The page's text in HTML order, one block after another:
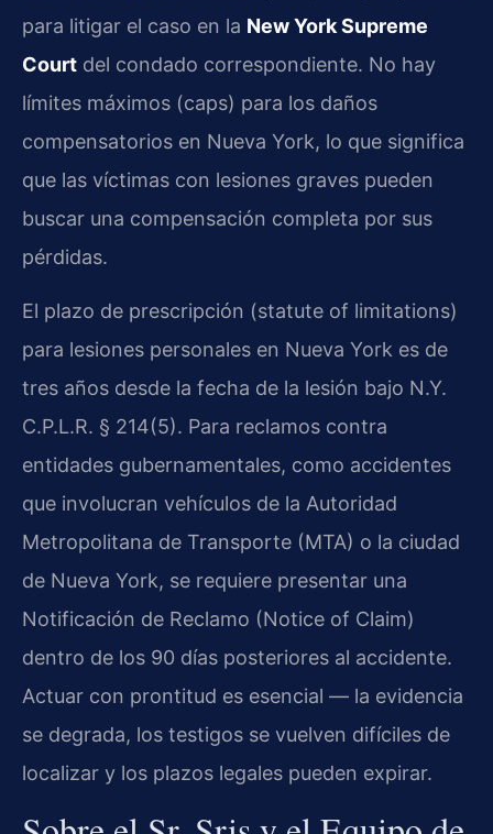
para litigar el caso en la New York Supreme
Court del condado correspondiente. No hay
límites máximos (caps) para los daños
compensatorios en Nueva York, lo que significa
que las víctimas con lesiones graves pueden
buscar una compensación completa por sus
pérdidas.
El plazo de prescripción (statute of limitations)
para lesiones personales en Nueva York es de
tres años desde la fecha de la lesión bajo N.Y.
C.P.L.R. § 214(5). Para reclamos contra
entidades gubernamentales, como accidentes
que involucran vehículos de la Autoridad
Metropolitana de Transporte (MTA) o la ciudad
de Nueva York, se requiere presentar una
Notificación de Reclamo (Notice of Claim)
dentro de los 90 días posteriores al accidente.
Actuar con prontitud es esencial — la evidencia
se degrada, los testigos se vuelven difíciles de
localizar y los plazos legales pueden expirar.